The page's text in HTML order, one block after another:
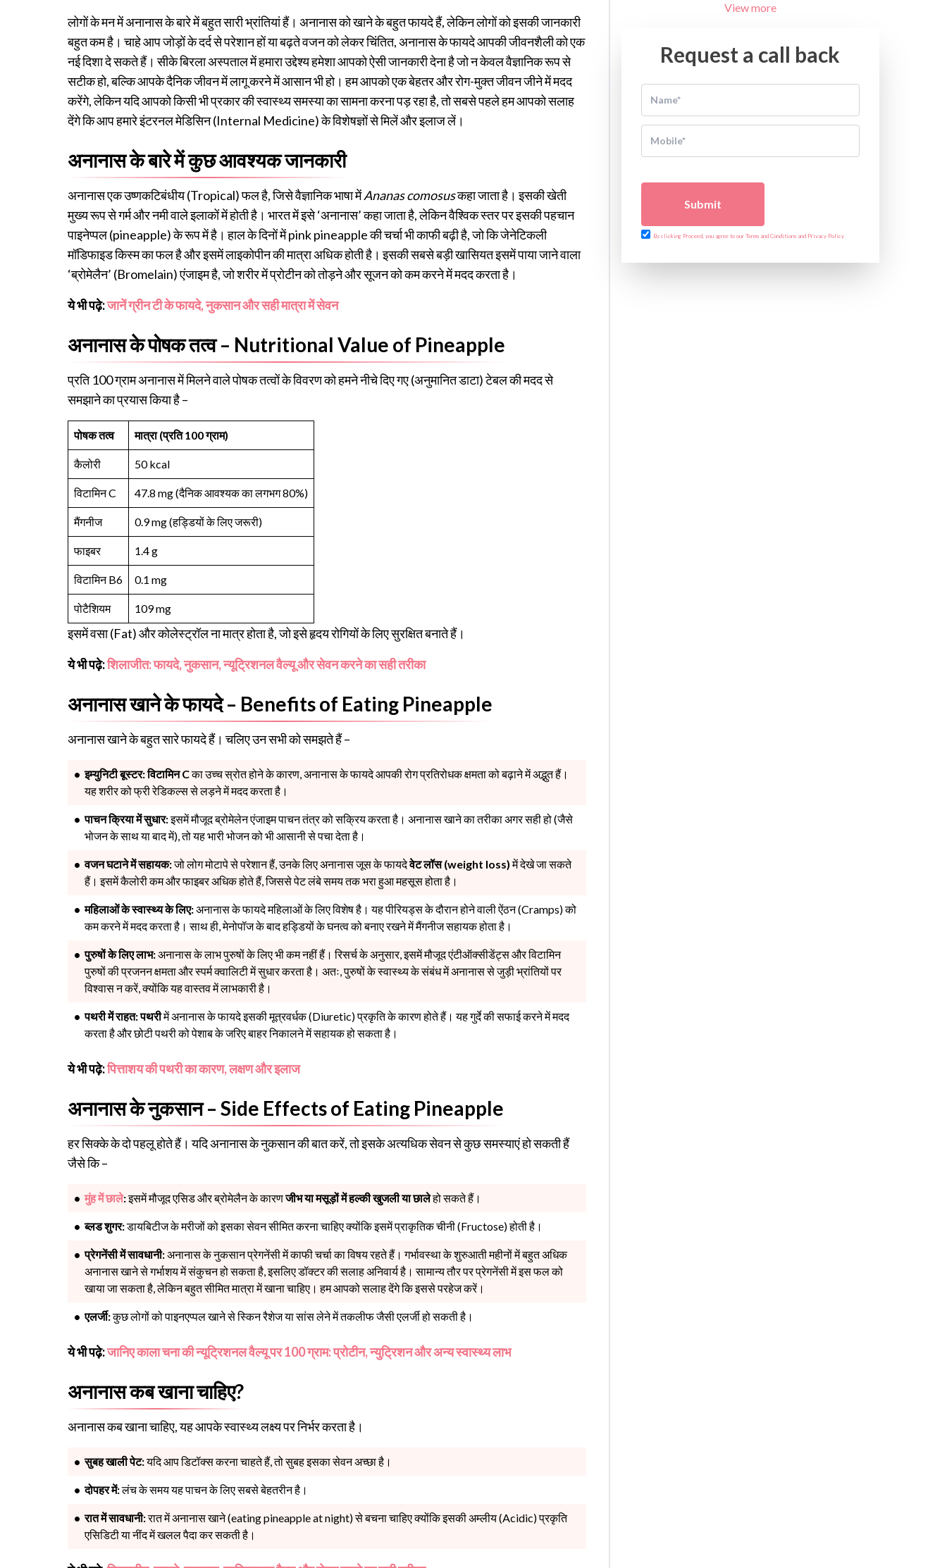
लोगों के मन में अनानास के बारे में बहुत सारी भ्रांतियां हैं। अनानास को खाने के बहुत फायदे हैं, लेकिन लोगों को इसकी जानकारी
बहुत कम है। चाहे आप जोड़ों के दर्द से परेशान हों या बढ़ते वजन को लेकर चिंतित, अनानास के फायदे आपकी जीवनशैली को एक
नई दिशा दे सकते हैं। सीके बिरला अस्पताल में हमारा उद्देश्य हमेशा आपको ऐसी जानकारी देना है जो न केवल वैज्ञानिक रूप से
सटीक हो, बल्कि आपके दैनिक जीवन में लागू करने में आसान भी हो। हम आपको एक बेहतर और रोग-मुक्त जीवन जीने में मदद
करेंगे, लेकिन यदि आपको किसी भी प्रकार की स्वास्थ्य समस्या का सामना करना पड़ रहा है, तो सबसे पहले हम आपको सलाह
देंगे कि आप हमारे इंटरनल मेडिसिन (Internal Medicine) के विशेषज्ञों से मिलें और इलाज लें।
अनानास के बारे में कुछ आवश्यक जानकारी
अनानास एक उष्णकटिबंधीय (Tropical) फल है, जिसे वैज्ञानिक भाषा मेंAnanas comosusकहा जाता है। इसकी खेती
मुख्य रूप से गर्म और नमी वाले इलाकों में होती है। भारत में इसे ‘अनानास’ कहा जाता है, लेकिन वैश्विक स्तर पर इसकी पहचान
पाइनेप्पल (pineapple) के रूप में है। हाल के दिनों में pink pineapple की चर्चा भी काफी बढ़ी है, जो कि जेनेटिकली
मॉडिफाइड किस्म का फल है और इसमें लाइकोपीन की मात्रा अधिक होती है। इसकी सबसे बड़ी खासियत इसमें पाया जाने वाला
‘ब्रोमेलैन’ (Bromelain) एंजाइम है, जो शरीर में प्रोटीन को तोड़ने और सूजन को कम करने में मदद करता है।
ये भी पढ़े:जानें ग्रीन टी के फायदे, नुकसान और सही मात्रा में सेवन
अनानास के पोषक तत्व – Nutritional Value of Pineapple
प्रति 100 ग्राम अनानास में मिलने वाले पोषक तत्वों के विवरण को हमने नीचे दिए गए (अनुमानित डाटा) टेबल की मदद से
समझाने का प्रयास किया है –
पोषक तत्व मात्रा (प्रति 100 ग्राम)
कैलोरी 50 kcal
विटामिन C 47.8 mg (दैनिक आवश्यक का लगभग 80%)
मैंगनीज 0.9 mg (हड्डियों के लिए जरूरी)
फाइबर 1.4 g
विटामिन B6 0.1 mg
पोटैशियम 109 mg
इसमें वसा (Fat) और कोलेस्ट्रॉल ना मात्र होता है, जो इसे हृदय रोगियों के लिए सुरक्षित बनाते हैं।
ये भी पढ़े:शिलाजीत: फायदे, नुकसान, न्यूट्रिशनल वैल्यू और सेवन करने का सही तरीका
अनानास खाने के फायदे – Benefits of Eating Pineapple
अनानास खाने के बहुत सारे फायदे हैं। चलिए उन सभी को समझते हैं –
इम्युनिटी बूस्टर:विटामिन Cका उच्च स्रोत होने के कारण, अनानास के फायदे आपकी रोग प्रतिरोधक क्षमता को बढ़ाने में अद्भुत हैं।
यह शरीर को फ्री रेडिकल्स से लड़ने में मदद करता है।
पाचन क्रिया में सुधार:इसमें मौजूद ब्रोमेलेन एंजाइम पाचन तंत्र को सक्रिय करता है। अनानास खाने का तरीका अगर सही हो (जैसे
भोजन के साथ या बाद में), तो यह भारी भोजन को भी आसानी से पचा देता है।
वजन घटाने में सहायक:जो लोग मोटापे से परेशान हैं, उनके लिए अनानास जूस के फायदेवेट लॉस (weight loss)में देखे जा सकते
हैं। इसमें कैलोरी कम और फाइबर अधिक होते हैं, जिससे पेट लंबे समय तक भरा हुआ महसूस होता है।
महिलाओं के स्वास्थ्य के लिए:अनानास के फायदे महिलाओं के लिए विशेष है। यह पीरियड्स के दौरान होने वाली ऐंठन (Cramps) को
कम करने में मदद करता है। साथ ही, मेनोपॉज के बाद हड्डियों के घनत्व को बनाए रखने में मैंगनीज सहायक होता है।
पुरुषों के लिए लाभ:अनानास के लाभ पुरुषों के लिए भी कम नहीं हैं। रिसर्च के अनुसार, इसमें मौजूद एंटीऑक्सीडेंट्स और विटामिन
पुरुषों की प्रजनन क्षमता और स्पर्म क्वालिटी में सुधार करता है। अतः, पुरुषों के स्वास्थ्य के संबंध में अनानास से जुड़ी भ्रांतियों पर
विश्वास न करें, क्योंकि यह वास्तव में लाभकारी है।
पथरी में राहत:पथरीमें अनानास के फायदे इसकी मूत्रवर्धक (Diuretic) प्रकृति के कारण होते हैं। यह गुर्दे की सफाई करने में मदद
करता है और छोटी पथरी को पेशाब के जरिए बाहर निकालने में सहायक हो सकता है।
ये भी पढ़े:पित्ताशय की पथरी का कारण, लक्षण और इलाज
अनानास के नुकसान – Side Effects of Eating Pineapple
हर सिक्के के दो पहलू होते हैं। यदि अनानास के नुकसान की बात करें, तो इसके अत्यधिक सेवन से कुछ समस्याएं हो सकती हैं
जैसे कि –
मुंह में छाले:इसमें मौजूद एसिड और ब्रोमेलैन के कारणजीभ या मसूड़ों में हल्की खुजली या छालेहो सकते हैं।
ब्लड शुगर:डायबिटीज के मरीजों को इसका सेवन सीमित करना चाहिए क्योंकि इसमें प्राकृतिक चीनी (Fructose) होती है।
प्रेगनेंसी में सावधानी:अनानास के नुकसान प्रेगनेंसी में काफी चर्चा का विषय रहते हैं। गर्भावस्था के शुरुआती महीनों में बहुत अधिक
अनानास खाने से गर्भाशय में संकुचन हो सकता है, इसलिए डॉक्टर की सलाह अनिवार्य है। सामान्य तौर पर प्रेगनेंसी में इस फल को
खाया जा सकता है, लेकिन बहुत सीमित मात्रा में खाना चाहिए। हम आपको सलाह देंगे कि इससे परहेज करें।
एलर्जी:कुछ लोगों को पाइनएप्पल खाने से स्किन रैशेज या सांस लेने में तकलीफ जैसी एलर्जी हो सकती है।
ये भी पढ़े:जानिए काला चना की न्यूट्रिशनल वैल्यू पर 100 ग्राम: प्रोटीन, न्युट्रिशन और अन्य स्वास्थ्य लाभ
अनानास कब खाना चाहिए?
अनानास कब खाना चाहिए, यह आपके स्वास्थ्य लक्ष्य पर निर्भर करता है।
सुबह खाली पेट:यदि आप डिटॉक्स करना चाहते हैं, तो सुबह इसका सेवन अच्छा है।
दोपहर में:लंच के समय यह पाचन के लिए सबसे बेहतरीन है।
रात में सावधानी:रात में अनानास खाने (eating pineapple at night) से बचना चाहिए क्योंकि इसकी अम्लीय (Acidic) प्रकृति
एसिडिटी या नींद में खलल पैदा कर सकती है।
View more
Request a call back
Submit
By clicking Proceed, you agree to our Terms and Conditions and Privacy Policy